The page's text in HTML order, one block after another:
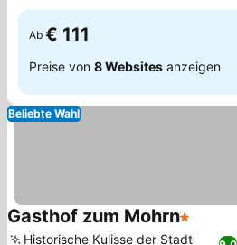
Ab € 111
Preise von 8 Websites anzeigen
Beliebte Wahl
Gasthof zum Mohrn1 Sterne
Historische Kulisse der Stadt